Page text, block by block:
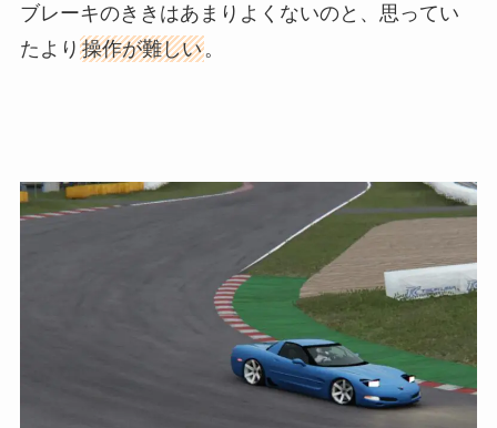
ブレーキのききはあまりよくないのと、思ってい
たより 操作が難しい。